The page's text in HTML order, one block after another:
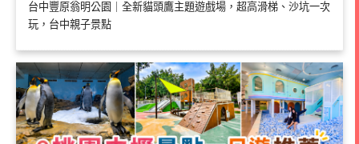
台中豐原翁明公園｜全新貓頭鷹主題遊戲場，超高滑梯、沙坑一次
玩，台中親子景點